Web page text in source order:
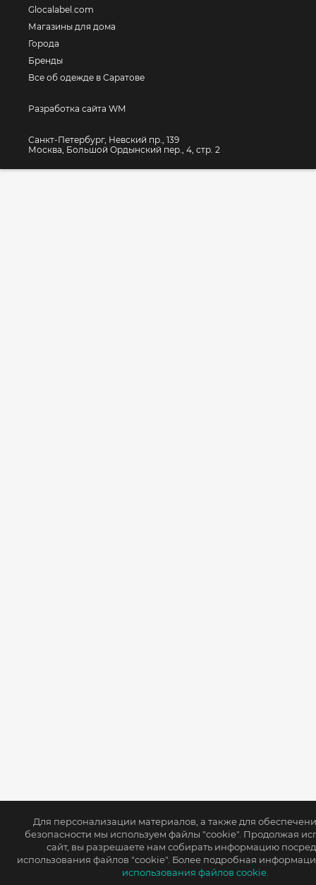
Для персонализации материалов, а также для
безопасности мы используем файлы "cookie". Продолжая
сайт, вы разрешаете нам собирать информацию
использования файлов "cookie". Более подробная
использования файлов cookie.
Glocalabel.com
Магазины для дома
Города
Бренды
Все об одежде в Саратове
Разработка сайта WM
Санкт-Петербург, Невский пр., 139
Москва, Большой Ордынский пер., 4, стр. 2